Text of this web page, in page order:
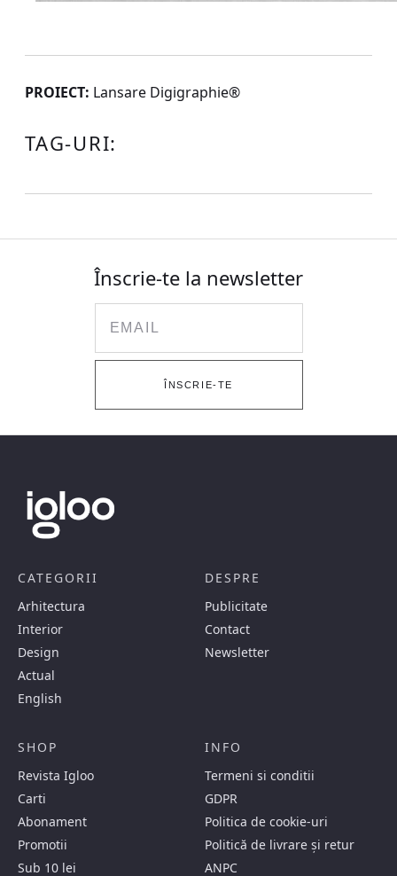
PROIECT: Lansare Digigraphie®
TAG-URI:
Înscrie-te la newsletter
ÎNSCRIE-TE
CATEGORII
Arhitectura
Interior
Design
Actual
English
DESPRE
Publicitate
Contact
Newsletter
SHOP
Revista Igloo
Carti
Abonament
Promotii
Sub 10 lei
INFO
Termeni si conditii
GDPR
Politica de cookie-uri
Politică de livrare și retur
ANPC